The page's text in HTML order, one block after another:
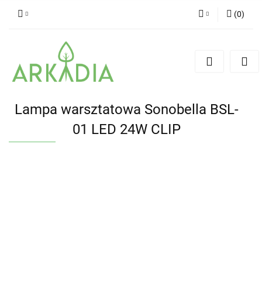
(0)
Lampa warsztatowa Sonobella BSL-
01 LED 24W CLIP